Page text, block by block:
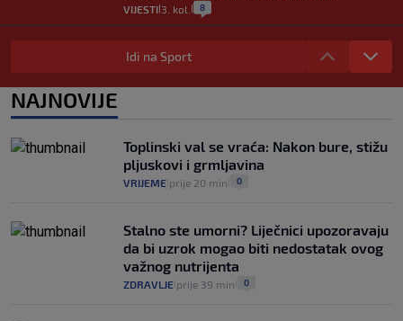
VIJESTI 3. kol. 8
Selidba je jedno od stresnijih iskustava.
Evo aktualnih cijena i nekoliko savjeta
VIJESTI 2. kol. 0
automobilom na Hvar iz Zagreba, a
koliko iz Osijeka
VIJESTI 2. kol. 14
Idi na Sport
NAJNOVIJE
Toplinski val se vraća: Nakon bure, stižu
pljuskovi i grmljavina
VRIJEME prije 20 min 0
Stalno ste umorni? Liječnici upozoravaju
da bi uzrok mogao biti nedostatak ovog
važnog nutrijenta
ZDRAVLJE prije 39 min 0